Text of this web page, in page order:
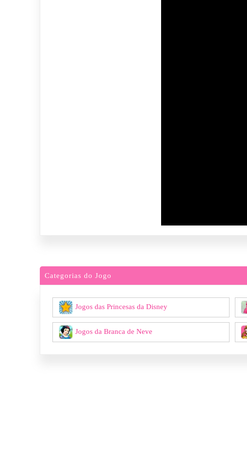
Categorias do Jogo
Jogos das Princesas da Disney
Jogos da Branca de Neve